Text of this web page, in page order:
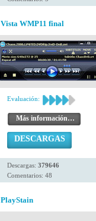
Vista WMP11 final
Evaluación:
Más información…
DESCARGAS
Descargas: 379646
Comentarios: 48
PlayStain